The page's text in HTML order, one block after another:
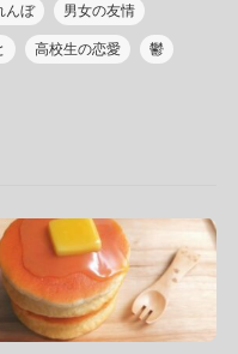
んぼ 男女の友情
高校生の恋愛 鬱